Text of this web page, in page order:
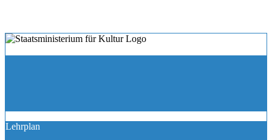
Lehrplan